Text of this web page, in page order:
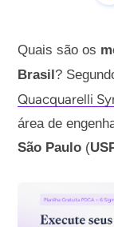
Quais são os
Brasil ?
Quacquarelli
área de
São Paulo (